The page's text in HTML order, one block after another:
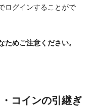
ログインすることがで
めご注意ください。
コインの引継ぎ